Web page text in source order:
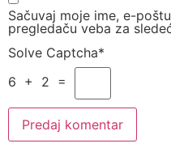
Sačuvaj moje ime, e-
pregledaču veba za
Solve Captcha*
6 + 2 =